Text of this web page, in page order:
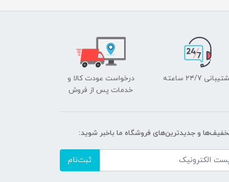
۲۴/7 ساعته
درخواست عودت کالا و
خدمات پس از فروش
و جدیدترین‌های فروشگاه ما باخبر شوید:
ثبت‌نام